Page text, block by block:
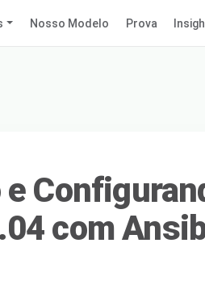
Nosso Modelo Prova
com